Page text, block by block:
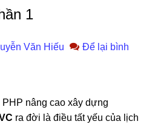
1
Văn Hiếu
Để lại bình
nâng cao xây dựng
ra đời là điều tất yếu của lịch